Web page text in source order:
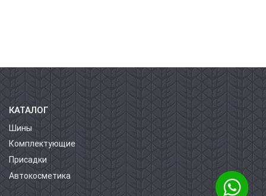
КАТАЛОГ
Шины
Комплектующие
Присадки
Автокосметика